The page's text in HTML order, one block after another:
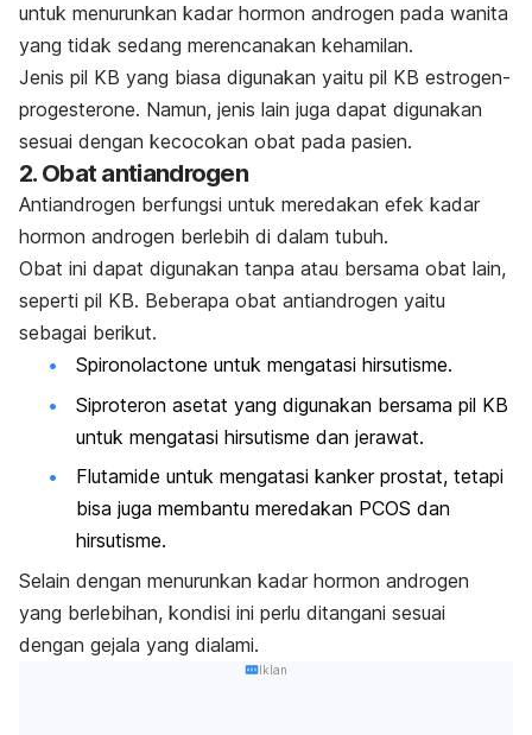
untuk menurunkan kadar hormon androgen pada wanita
yang tidak sedang merencanakan kehamilan.
Jenis pil KB yang biasa digunakan yaitu pil KB estrogen-
progesterone. Namun, jenis lain juga dapat digunakan
sesuai dengan kecocokan obat pada pasien.
2. Obat antiandrogen
Antiandrogen berfungsi untuk meredakan efek kadar
hormon androgen berlebih di dalam tubuh.
Obat ini dapat digunakan tanpa atau bersama obat lain,
seperti pil KB. Beberapa obat antiandrogen yaitu
sebagai berikut.
Spironolactone untuk mengatasi hirsutisme.
Siproteron asetat yang digunakan bersama pil KB
untuk mengatasi hirsutisme dan jerawat.
Flutamide untuk mengatasi kanker prostat, tetapi
bisa juga membantu meredakan PCOS dan
hirsutisme.
Selain dengan menurunkan kadar hormon androgen
yang berlebihan, kondisi ini perlu ditangani sesuai
dengan gejala yang dialami.
Iklan